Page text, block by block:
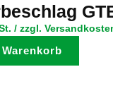
/ zzgl.